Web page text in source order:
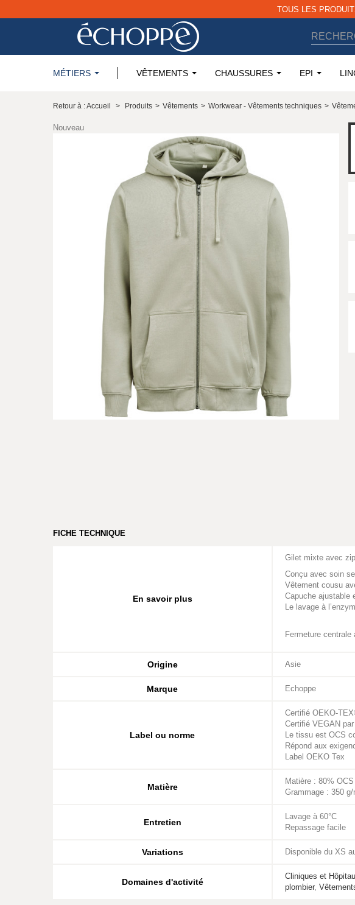
TOUS LES
MÉTIERS VÊTEMENTS CHAUSSURES EPI
Retour à : Accueil > Produits > Vêtements > Workwear - Vêtements techniques >
Nouveau
FICHE TECHNIQUE
En savoir plus
Gilet mixte avec
Conçu avec soin
Vêtement cousu
Capuche ajustable
Le lavage à
Fermeture centrale
Origine Asie
Marque Echoppe
Label ou norme
Certifié OEKO-
Certifié VEGAN
Le tissu est OCS
Répond aux
Label OEKO Tex
Matière
Matière : 80%
Grammage : 350 g/
Entretien
Lavage à 60°C
Repassage facile
Variations Disponible du XS
Domaines d'activité
Cliniques et
plombier,